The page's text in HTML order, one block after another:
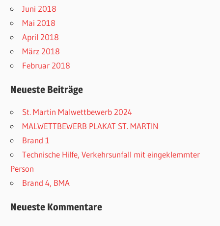
Juni 2018
Mai 2018
April 2018
März 2018
Februar 2018
Neueste Beiträge
St. Martin Malwettbewerb 2024
MALWETTBEWERB PLAKAT ST. MARTIN
Brand 1
Technische Hilfe, Verkehrsunfall mit eingeklemmter
Person
Brand 4, BMA
Neueste Kommentare